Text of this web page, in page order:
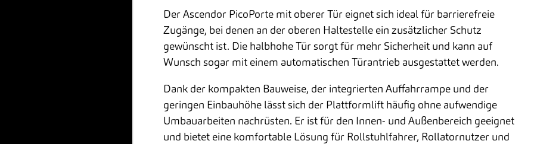
Der Ascendor PicoPorte mit oberer Tür eignet sich ideal für barrierefreie
Zugänge, bei denen an der oberen Haltestelle ein zusätzlicher Schutz
gewünscht ist. Die halbhohe Tür sorgt für mehr Sicherheit und kann auf
Wunsch sogar mit einem automatischen Türantrieb ausgestattet werden.
Dank der kompakten Bauweise, der integrierten Auffahrrampe und der
geringen Einbauhöhe lässt sich der Plattformlift häufig ohne aufwendige
Umbauarbeiten nachrüsten. Er ist für den Innen- und Außenbereich geeignet
und bietet eine komfortable Lösung für Rollstuhlfahrer, Rollatornutzer und